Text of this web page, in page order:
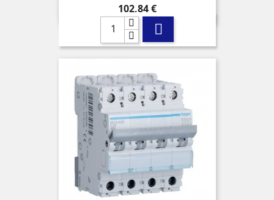
Precio
102,84 €
